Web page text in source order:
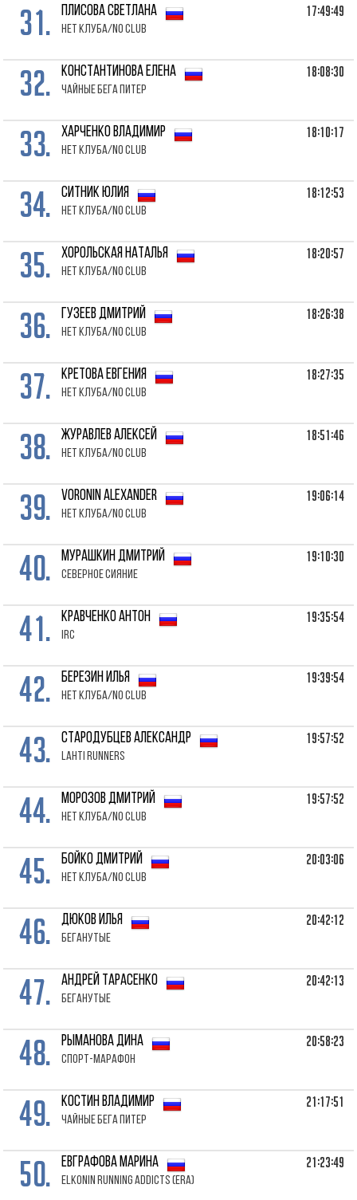
31. ПЛИСОВА Светлана
Нет клуба/No club
17:49:49
32. КОНСТАНТИНОВА Елена
Чайные Бега Питер
18:08:30
33. ХАРЧЕНКО Владимир
Нет клуба/No club
18:10:17
34. СИТНИК Юлия
Нет клуба/No club
18:12:53
35. ХОРОЛЬСКАЯ Наталья
Нет клуба/No club
18:20:57
36. ГУЗЕЕВ Дмитрий
Нет клуба/No club
18:26:38
37. КРЕТОВА Евгения
Нет клуба/No club
18:27:35
38. ЖУРАВЛЕВ Алексей
Нет клуба/No club
18:51:46
39. VORONIN Alexander
Нет клуба/No club
19:06:14
40. МУРАШКИН Дмитрий
Северное Сияние
19:10:30
41. КРАВЧЕНКО Антон
IRC
19:35:54
42. БЕРЕЗИН Илья
Нет клуба/No club
19:39:54
43. СТАРОДУБЦЕВ Александр
Lahti Runners
19:57:52
44. МОРОЗОВ Дмитрий
Нет клуба/No club
19:57:52
45. БОЙКО Дмитрий
Нет клуба/No club
20:03:06
46. ДЮКОВ Илья
Беганутые
20:42:12
47. АНДРЕЙ Тарасенко
Беганутые
20:42:13
48. РЫМАНОВА Дина
Спорт-Марафон
20:58:23
49. КОСТИН Владимир
Чайные Бега Питер
21:17:51
50. ЕВГРАФОВА Марина
Elkonin Running Addicts (ERA)
21:23:49